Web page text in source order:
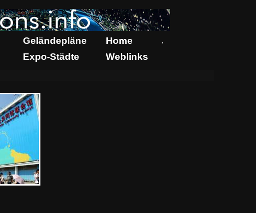
Geländepläne Home .
Expo-Städte Weblinks